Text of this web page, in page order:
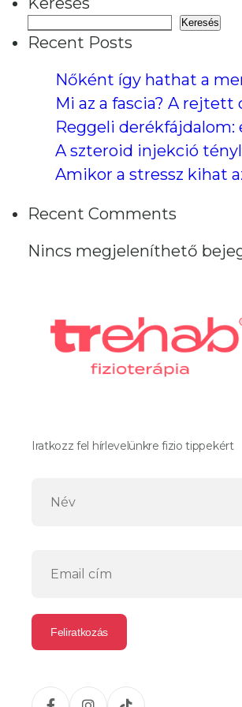
Keresés
Recent Posts
Nőként így hathat a
Mi az a fascia? A
Reggeli
A szteroid injekció
Amikor a stressz kihat
Recent Comments
Nincs megjeleníthető
Iratkozz fel hírlevelünkre fizio tippekért